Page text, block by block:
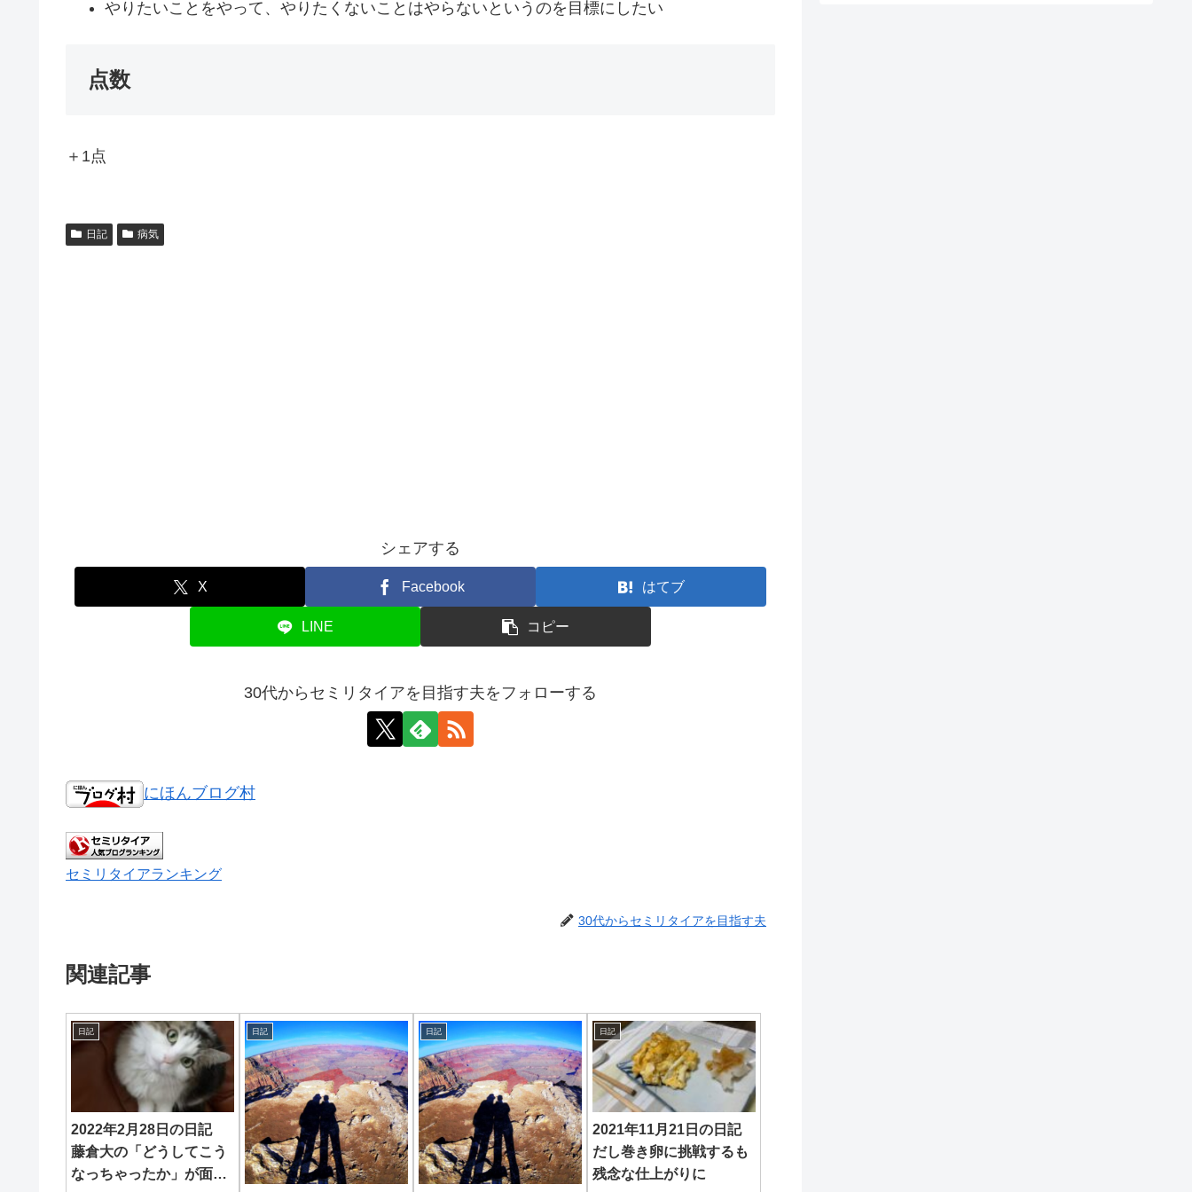
やりたいことをやって、やりたくないことはやらないというのを目標にしたい
点数
＋1点
日記 病気
シェアする
X Facebook はてブ
LINE コピー
30代からセミリタイアを目指す夫をフォローする
にほんブログ村
セミリタイアランキング
30代からセミリタイアを目指す夫
関連記事
日記
2022年2月28日の日記
藤倉大の「どうしてこう
なっちゃったか」が面白
日記 日記 日記
2021年11月21日の日記
だし巻き卵に挑戦するも
残念な仕上がりに